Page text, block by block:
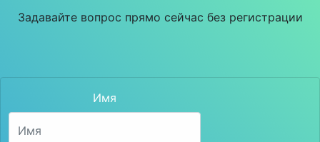
Задавайте вопрос прямо сейчас без регистрации
Имя